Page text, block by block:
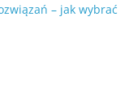
– jak wybrać